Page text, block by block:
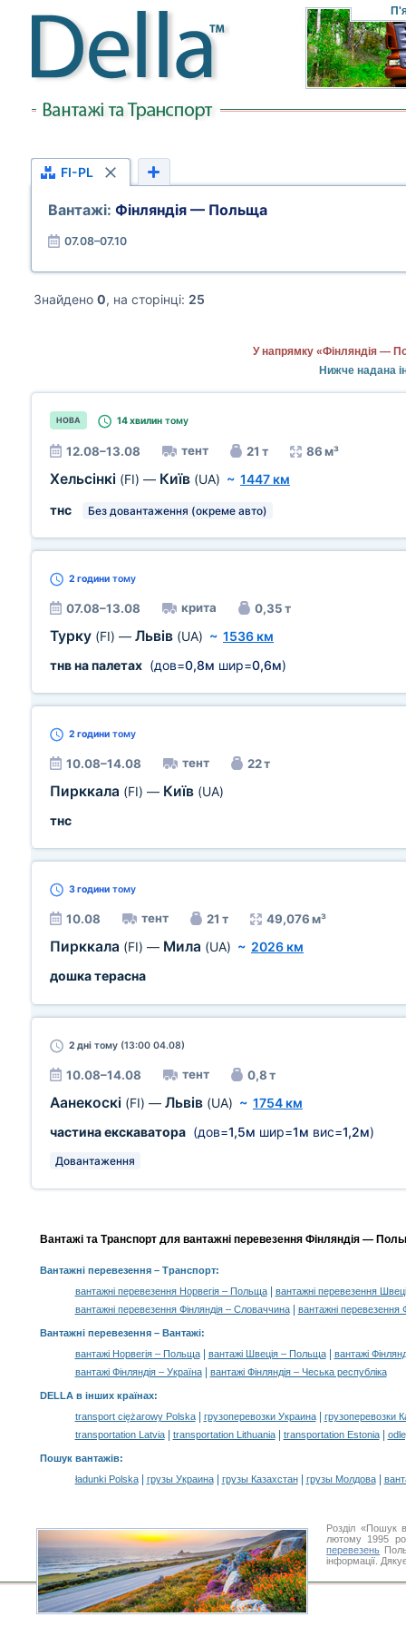
FI-PL
Вантажі: Фінляндія — Польща
07.08–07.10
Знайдено 0, на сторінці: 25
У напрямку «Фінляндія —
Нижче надана
НОВА 14 хвилин тому
12.08–13.08 тент 21 т 86 м³
Хельсінкі (FI) — Київ (UA) ~ 1447 км
тнс
Без довантаження (окреме авто)
2 години тому
07.08–13.08 крита 0,35 т
Турку (FI) — Львів (UA) ~ 1536 км
тнв на палетах (дов=0,8м шир=0,6м)
2 години тому
10.08–14.08 тент 22 т
Пирккала (FI) — Київ (UA)
тнс
3 години тому
10.08 тент 21 т 49,076 м³
Пирккала (FI) — Мила (UA) ~ 2026 км
дошка терасна
2 дні тому (13:00 04.08)
10.08–14.08 тент 0,8 т
Аанекоскі (FI) — Львів (UA) ~ 1754 км
частина екскаватора (дов=1,5м шир=1м вис=1,2м)
Довантаження
Вантажі та Транспорт для вантажні перевезення Фінляндія —
Вантажні перевезення– Транспорт:
вантажні перевезення Норвегія – Польща|
вантажні перевезення
вантажні перевезення Фінляндія – Словаччина| вантажні перевезення
Вантажні перевезення – Вантажі:
вантажі Норвегія – Польща| вантажі Швеція – Польща|
вантажі
вантажі Фінляндія – Україна| вантажі Фінляндія – Чеська республіка
DELLA в інших країнах:
transport ciężarowy Polska| грузоперевозки Украина|
грузоперевозки
transportation Latvia| transportation Lithuania| transportation Estonia|
Пошук вантажів:
ładunki Polska| грузы Украина| грузы Казахстан| грузы Молдова|
Розділ «Пошук
лютому 1995
перевезень
інформації.